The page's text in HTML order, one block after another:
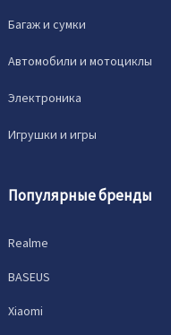
Багаж и сумки
Автомобили и мотоциклы
Электроника
Игрушки и игры
Популярные бренды
Realme
BASEUS
Xiaomi